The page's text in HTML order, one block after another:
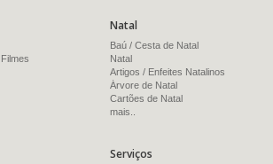
Natal
Baú / Cesta de Natal
Natal
Artigos / Enfeites Natalinos
Árvore de Natal
Cartões de Natal
mais..
Serviços